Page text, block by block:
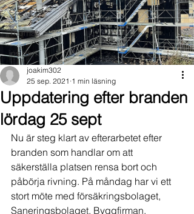
Covid 19
Thomas
insidan
Uppdatering efter branden
lördag 25 sept
joakim302
25 sep. 2021 1 min läsning
Nu är steg klart av efterarbetet efter
branden som handlar om att
säkerställa platsen rensa bort och
påbörja rivning. På måndag har vi ett
stort möte med försäkringsbolaget,
Saneringsbolaget, Byggfirman,